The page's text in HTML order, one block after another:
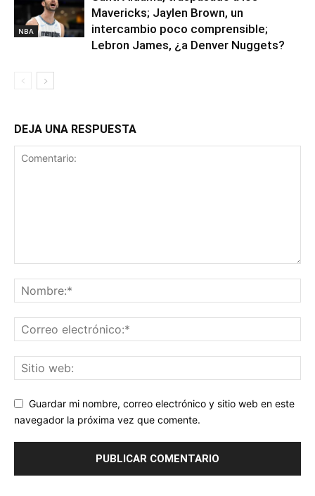
NBA
Mavericks; Jaylen Brown, un
intercambio poco comprensible;
Lebron James, ¿a Denver Nuggets?
DEJA UNA RESPUESTA
Guardar mi nombre, correo electrónico y sitio web en este
navegador la próxima vez que comente.